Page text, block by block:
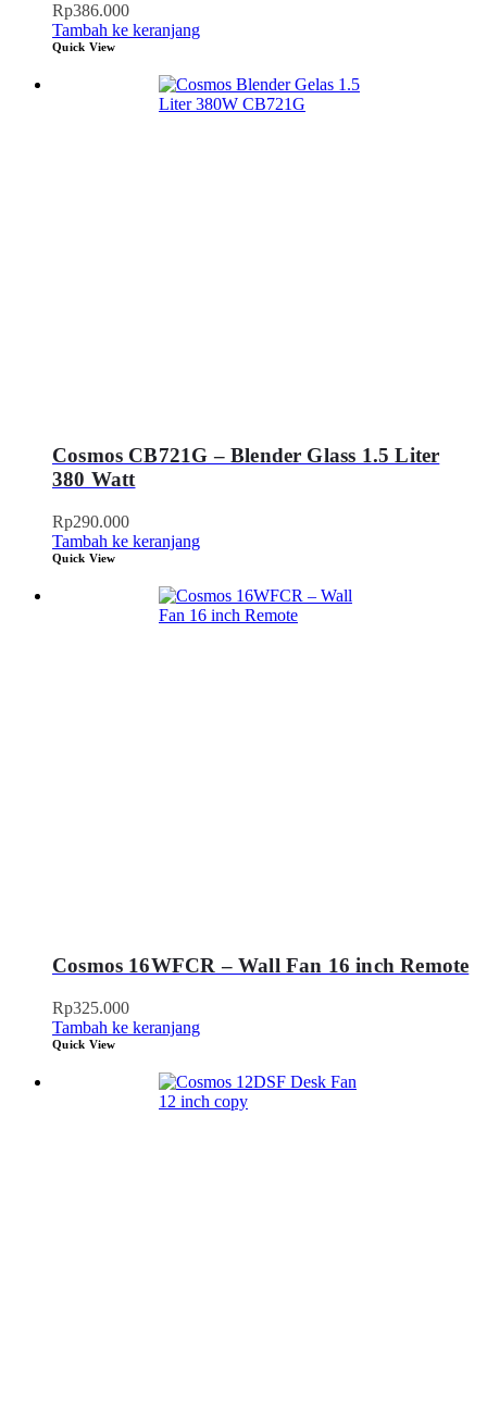
Rp386.000
Tambah ke keranjang
Quick View
Cosmos CB721G – Blender Glass 1.5 Liter
380 Watt
Rp290.000
Tambah ke keranjang
Quick View
Cosmos 16WFCR – Wall Fan 16 inch Remote
Rp325.000
Tambah ke keranjang
Quick View